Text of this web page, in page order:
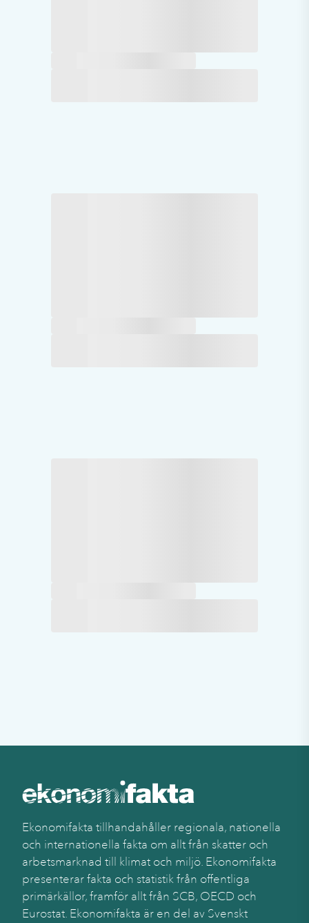
Ekonomifakta tillhandahåller regionala, nationella
och internationella fakta om allt från skatter och
arbetsmarknad till klimat och miljö. Ekonomifakta
presenterar fakta och statistik från offentliga
primärkällor, framför allt från SCB, OECD och
Eurostat. Ekonomifakta är en del av Svenskt